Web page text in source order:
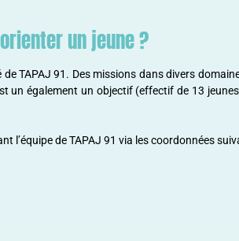
un jeune ?
de TAPAJ 91. Des missions dans divers
un également un objectif (effectif de 13
l’équipe de TAPAJ 91 via les coordonnées